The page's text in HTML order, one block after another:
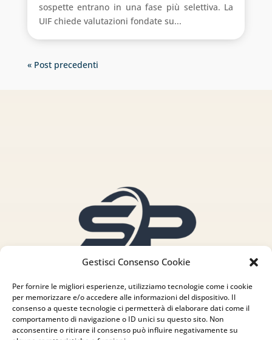
Gestisci Consenso Cookie
Per fornire le migliori esperienze, utilizziamo tecnologie come i cookie
per memorizzare e/o accedere alle informazioni del dispositivo. Il
consenso a queste tecnologie ci permetterà di elaborare dati come il
comportamento di navigazione o ID unici su questo sito. Non
acconsentire o ritirare il consenso può influire negativamente su
sospette entrano in una fase più selettiva. La
UIF chiede valutazioni fondate su...
« Post precedenti